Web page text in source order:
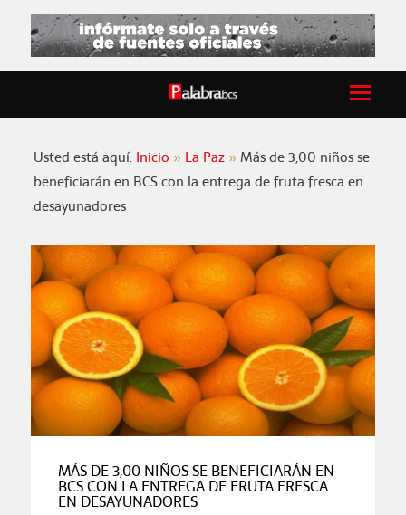
Usted está aquí: Inicio La Paz
Más de 3,00 niños se
beneficiarán en BCS con la entrega de fruta fresca en
desayunadores
MÁS DE 3,00 NIÑOS SE BENEFICIARÁN EN
BCS CON LA ENTREGA DE FRUTA FRESCA
EN DESAYUNADORES